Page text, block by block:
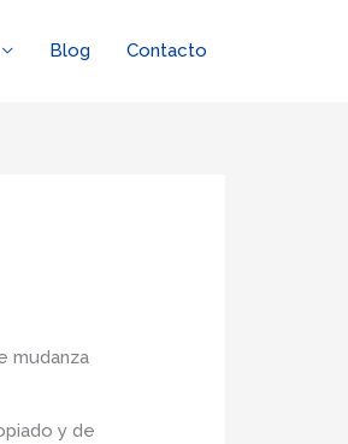
Blog Contacto
mudanza
y de